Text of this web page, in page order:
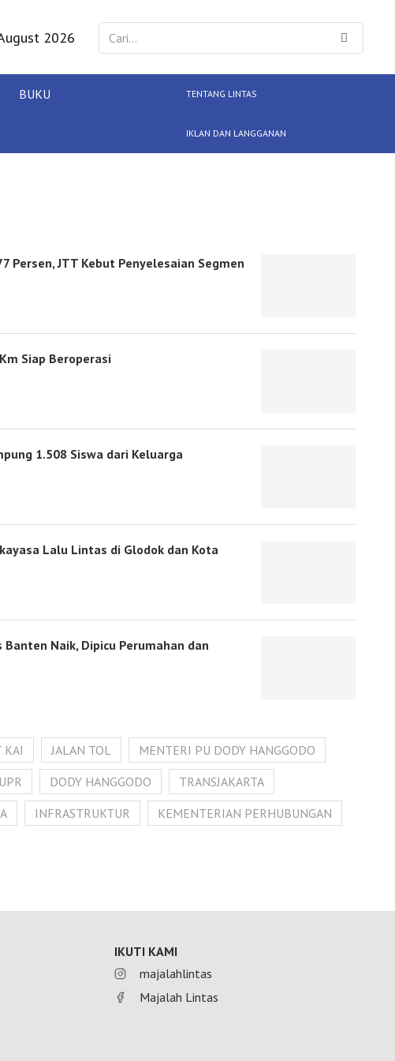
2026
BUKU TENTANG LINTAS
IKLAN DAN LANGGANAN
Persen, JTT Kebut Penyelesaian Segmen
Siap Beroperasi
1.508 Siswa dari Keluarga
Lalu Lintas di Glodok dan Kota
Naik, Dipicu Perumahan dan
KAI JALAN TOL
MENTERI PU DODY HANGGODO
DODY HANGGODO
TRANSJAKARTA
INFRASTRUKTUR
KEMENTERIAN PERHUBUNGAN
IKUTI KAMI
majalahlintas
Majalah Lintas